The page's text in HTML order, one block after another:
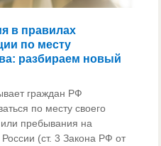
в правилах
по месту
разбираем новый
граждан РФ
по месту своего
или пребывания на
(ст. 3 Закона РФ от